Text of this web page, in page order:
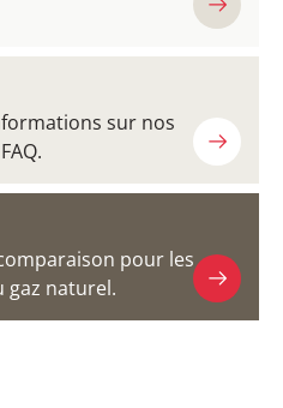
sur nos
pour les
gaz naturel.